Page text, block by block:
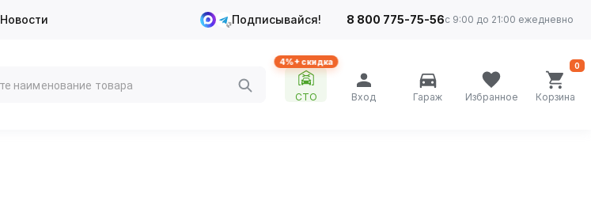
Новости Подписывайся! 8 800 775-75-56с 9:00 до 21:00 ежедневно
4%+ скидка
СТО Вход Гараж Избранное Корзина
0